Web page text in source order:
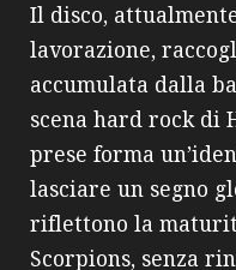
Il disco,
lavorazione,
accumulata dalla
scena hard rock di
prese forma
lasciare un segno
riflettono la
Scorpions, senza